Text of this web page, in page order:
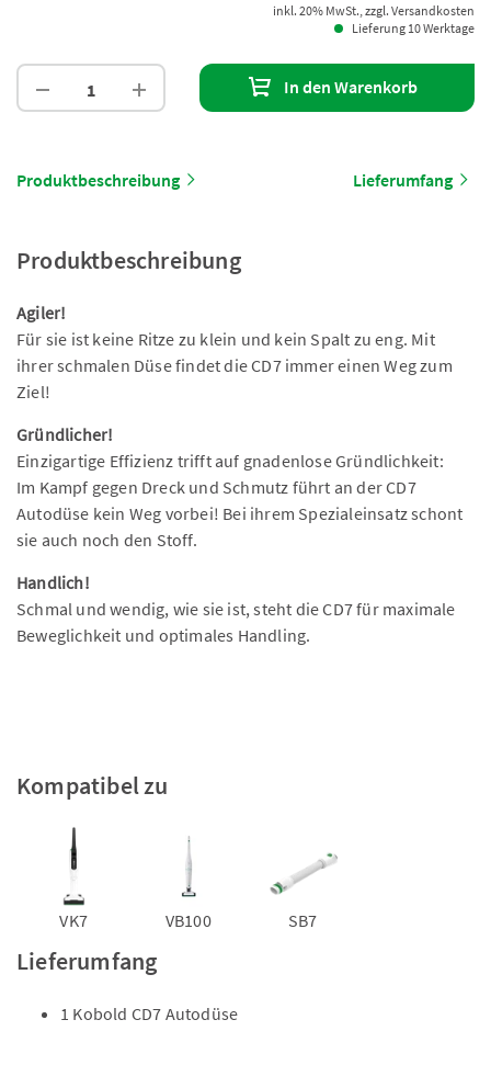
inkl. 20% MwSt., zzgl. Versandkosten
Lieferung 10 Werktage
In den Warenkorb
Produktbeschreibung Lieferumfang
Produktbeschreibung
Agiler!
Für sie ist keine Ritze zu klein und kein Spalt zu eng. Mit
ihrer schmalen Düse findet die CD7 immer einen Weg zum
Ziel!
Gründlicher!
Einzigartige Effizienz trifft auf gnadenlose Gründlichkeit:
Im Kampf gegen Dreck und Schmutz führt an der CD7
Autodüse kein Weg vorbei! Bei ihrem Spezialeinsatz schont
sie auch noch den Stoff.
Handlich!
Schmal und wendig, wie sie ist, steht die CD7 für maximale
Beweglichkeit und optimales Handling.
Kompatibel zu
VK7 VB100 SB7
Lieferumfang
1 Kobold CD7 Autodüse